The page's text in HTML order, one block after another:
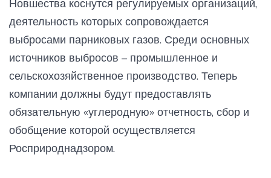
Новшества коснутся регулируемых организаций,
деятельность которых сопровождается
выбросами парниковых газов. Среди основных
источников выбросов – промышленное и
сельскохозяйственное производство. Теперь
компании должны будут предоставлять
обязательную «углеродную» отчетность, сбор и
обобщение которой осуществляется
Росприроднадзором.